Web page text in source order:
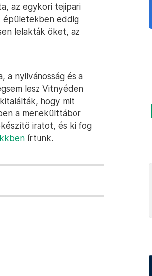
az egykori tejipari
épületekben eddig
lelakták őket, az
a nyilvánosság és a
lesz Vitnyéden
hogy mit
a menekülttábor
iratot, és ki fog
írtunk.